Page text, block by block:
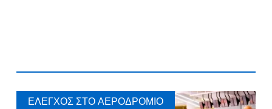
ΈΛΕΓΧΟΣ ΣΤΟ ΑΕΡΟΔΡΌΜΙΟ